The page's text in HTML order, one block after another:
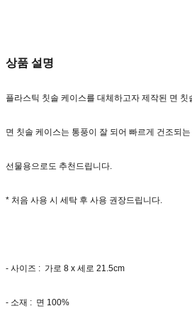
상품 설명
플라스틱 칫솔 케이스를 대체하고자 제작된 면 칫
면 칫솔 케이스는 통풍이 잘 되어 빠르게 건조되
선물용으로도 추천드립니다.
* 처음 사용 시 세탁 후 사용 권장드립니다.
- 사이즈 : 가로 8 x 세로 21.5cm
- 소재 : 면 100%